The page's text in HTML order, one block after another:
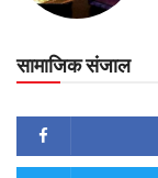
सामाजिक संजाल